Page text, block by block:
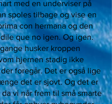
med en underviser på
spoles tilbage og vise en
con hermana og den
que no igen. Og igen.
husker kroppen
hjernen stadig ikke
foregår. Det er også lige
det er sjovt. Og det er
vi når frem til små smarte